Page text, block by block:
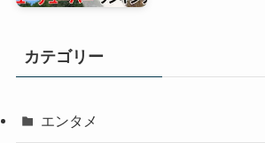
カテゴリー
エンタメ